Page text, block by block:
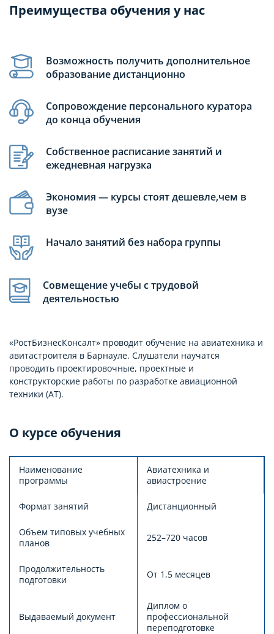
Преимущества обучения у нас
Возможность получить дополнительное
образование дистанционно
Сопровождение персонального куратора
до конца обучения
Собственное расписание занятий и
ежедневная нагрузка
Экономия — курсы стоят дешевле,чем в
вузе
Начало занятий без набора группы
Совмещение учебы с трудовой
деятельностью
«РостБизнесКонсалт» проводит обучение на авиатехника и
авитастроителя в Барнауле. Слушатели научатся
проводить проектировочные, проектные и
конструкторские работы по разработке авиационной
техники (АТ).
О курсе обучения
Наименование
программы
Авиатехника и
авиастроение
Формат занятий Дистанционный
Объем типовых учебных
планов
252–720 часов
Продолжительность
подготовки
От 1,5 месяцев
Выдаваемый документ
Диплом о
профессиональной
переподготовке